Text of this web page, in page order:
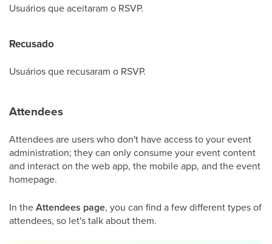
Usuários que aceitaram o RSVP.
Recusado
Usuários que recusaram o RSVP.
Attendees
Attendees are users who don't have access to your event
administration; they can only consume your event content
and interact on the web app, the mobile app, and the event
homepage.
In theAttendees page, you can find a few different types of
attendees, so let's talk about them.